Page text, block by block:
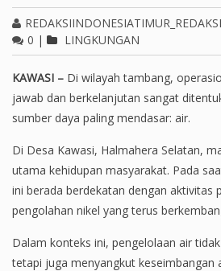
REDAKSIINDONESIATIMUR_REDAKSI
0 | LINGKUNGAN
KAWASI – Di wilayah tambang,
jawab dan berkelanjutan sangat
sumber daya paling mendasar: air.
Di Desa Kawasi, Halmahera Selatan,
utama kehidupan masyarakat. Pada
ini berada berdekatan dengan aktivitas
pengolahan nikel yang terus
Dalam konteks ini, pengelolaan air
tetapi juga menyangkut keseimbangan